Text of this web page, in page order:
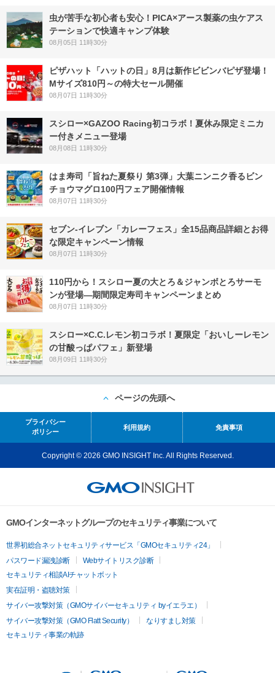
虫が苦手な初心者も安心！PICA×アース製薬の虫ケアス
テーションで快適キャンプ体験
08月05日 11時30分
ピザハット「ハットの日」8月は新作ビビンバピザ登場！
Mサイズ810円～の特大セール開催
08月07日 11時30分
スシロー×GAZOO Racing初コラボ！夏休み限定ミニカ
ー付きメニュー登場
08月08日 11時30分
はま寿司「旨ねた夏祭り 第3弾」大葉ニンニク香るビン
チョウマグロ100円フェア開催情報
08月07日 11時30分
セブン‐イレブン「カレーフェス」全15品商品詳細とお得
な限定キャンペーン情報
08月07日 11時30分
110円から！スシロー夏の大とろ＆ジャンボとろサーモ
ンが登場―期間限定寿司キャンペーンまとめ
08月07日 11時30分
スシロー×C.C.レモン初コラボ！夏限定「おいしーレモン
の甘酸っぱパフェ」新登場
08月09日 11時30分
ページの先頭へ
プライバシー
ポリシー
利用規約 免責事項
Copyright © 2026 GMO INSIGHT Inc. All Rights Reserved.
GMOインターネットグループのセキュリティ事業について
世界初総合ネットセキュリティサービス「GMOセキュリティ24」
パスワード漏洩診断
Webサイトリスク診断
セキュリティ相談AIチャットボット
実在証明・盗聴対策
サイバー攻撃対策（GMOサイバーセキュリティ byイエラエ）
サイバー攻撃対策（GMO Flatt Security）
なりすまし対策
セキュリティ事業の軌跡